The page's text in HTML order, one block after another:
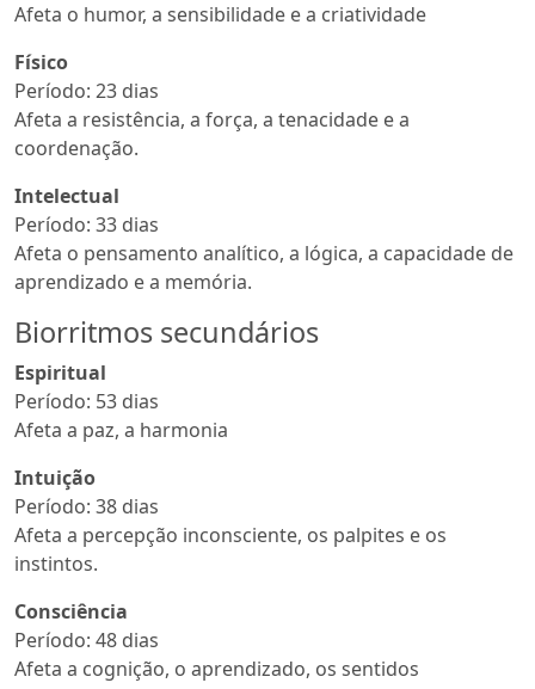
Afeta o humor, a sensibilidade e a criatividade
Físico
Período: 23 dias
Afeta a resistência, a força, a tenacidade e a
coordenação.
Intelectual
Período: 33 dias
Afeta o pensamento analítico, a lógica, a capacidade de
aprendizado e a memória.
Biorritmos secundários
Espiritual
Período: 53 dias
Afeta a paz, a harmonia
Intuição
Período: 38 dias
Afeta a percepção inconsciente, os palpites e os
instintos.
Consciência
Período: 48 dias
Afeta a cognição, o aprendizado, os sentidos